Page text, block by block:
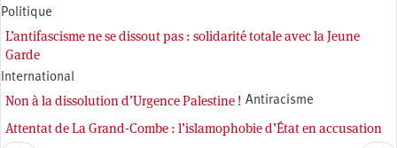
Politique
L’antifascisme ne se dissout pas : solidarité totale avec la Jeune
Garde
International
Non à la dissolution d’Urgence Palestine ! Antiracisme
Attentat de La Grand-Combe : l’islamophobie d’État en accusation
Pagination